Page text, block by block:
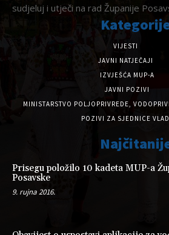
sudjeluj i utječi na rad Županije
VIJESTI
JAVNI NATJEČAJI
IZVJEŠĆA MUP-A
JAVNI POZIVI
MINISTARSTVO POLJOPRIVREDE,
POZIVI ZA SJEDNICE
Prisegu položilo 10 kadeta MUP-a
Posavske
9. rujna 2016.